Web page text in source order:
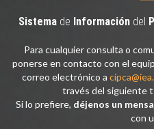
Sistema de Información del
Para cualquier consulta o
ponerse en contacto con el
correo electrónico a
través del siguiente
Si lo prefiere, déjenos un
con